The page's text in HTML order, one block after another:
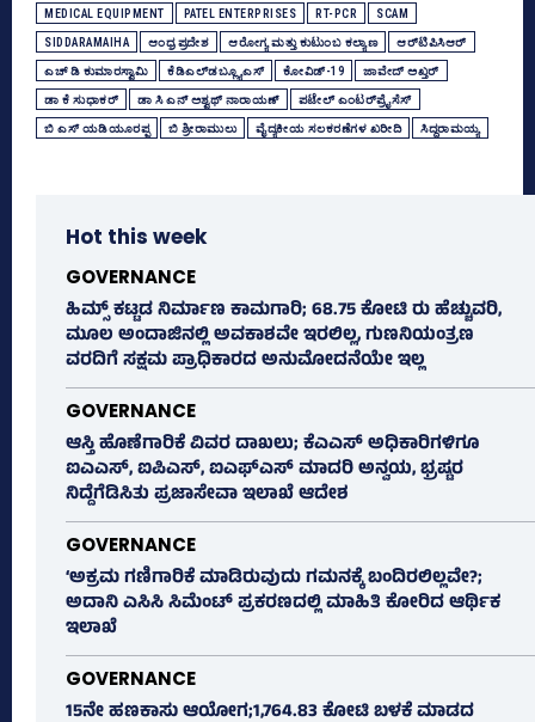
MEDICAL EQUIPMENT PATEL ENTERPRISES RT-PCR SCAM
SIDDARAMAIHA ಆಂಧ್ರ ಪ್ರದೇಶ ಆರೋಗ್ಯ ಮತ್ತು ಕುಟುಂಬ ಕಲ್ಯಾಣ ಆರ್‌ಟಿಪಿಸಿಆರ್‌
ಎಚ್‌ ಡಿ ಕುಮಾರಸ್ವಾಮಿ ಕೆಡಿಎಲ್‌ಡಬ್ಲ್ಯೂಎಸ್‌ ಕೋವಿಡ್‌-19 ಜಾವೇದ್‌ ಅಖ್ತರ್‌
ಡಾ ಕೆ ಸುಧಾಕರ್‌ ಡಾ ಸಿ ಎನ್‌ ಅಶ್ವಥ್‌ ನಾರಾಯಣ್‌ ಪಟೇಲ್‌ ಎಂಟರ್‌ಪ್ರೈಸೆಸ್‌
ಬಿ ಎಸ್‌ ಯಡಿಯೂರಪ್ಪ ಬಿ ಶ್ರೀರಾಮುಲು ವೈದ್ಯಕೀಯ ಸಲಕರಣೆಗಳ ಖರೀದಿ ಸಿದ್ದರಾಮಯ್ಯ
Hot this week
GOVERNANCE
ಹಿಮ್ಸ್‌ ಕಟ್ಟಡ ನಿರ್ಮಾಣ ಕಾಮಗಾರಿ; 68.75 ಕೋಟಿ ರು ಹೆಚ್ಚುವರಿ,
ಮೂಲ ಅಂದಾಜಿನಲ್ಲಿ ಅವಕಾಶವೇ ಇರಲಿಲ್ಲ, ಗುಣನಿಯಂತ್ರಣ
ವರದಿಗೆ ಸಕ್ಷಮ ಪ್ರಾಧಿಕಾರದ ಅನುಮೋದನೆಯೇ ಇಲ್ಲ
GOVERNANCE
ಆಸ್ತಿ ಹೊಣೆಗಾರಿಕೆ ವಿವರ ದಾಖಲು; ಕೆಎಎಸ್ ಅಧಿಕಾರಿಗಳಿಗೂ
ಐಎಎಸ್‌, ಐಪಿಎಸ್‌, ಐಎಫ್‌ಎಸ್‌ ಮಾದರಿ ಅನ್ವಯ, ಭ್ರಷ್ಟರ
ನಿದ್ದೆಗೆಡಿಸಿತು ಪ್ರಜಾಸೇವಾ ಇಲಾಖೆ ಆದೇಶ
GOVERNANCE
‘ಅಕ್ರಮ ಗಣಿಗಾರಿಕೆ ಮಾಡಿರುವುದು ಗಮನಕ್ಕೆ ಬಂದಿರಲಿಲ್ಲವೇ?;
ಅದಾನಿ ಎಸಿಸಿ ಸಿಮೆಂಟ್ ಪ್ರಕರಣದಲ್ಲಿ ಮಾಹಿತಿ ಕೋರಿದ ಆರ್ಥಿಕ
ಇಲಾಖೆ
GOVERNANCE
15ನೇ ಹಣಕಾಸು ಆಯೋಗ;1,764.83 ಕೋಟಿ ಬಳಕೆ ಮಾಡದ